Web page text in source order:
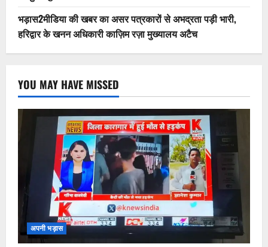
भड़ास2मीडिया की खबर का असर पत्रकारों से अभद्रता पड़ी भारी,
हरिद्वार के खनन अधिकारी काज़िम रज़ा मुख्यालय अटैच
YOU MAY HAVE MISSED
अपनी भड़ास